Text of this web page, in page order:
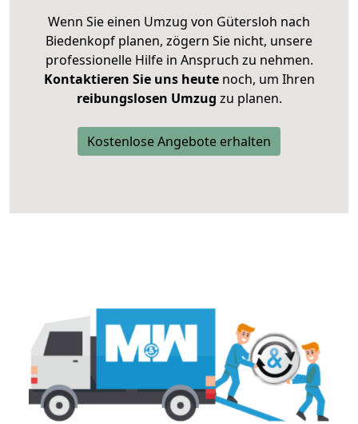
Wenn Sie einen Umzug von Gütersloh nach
Biedenkopf planen, zögern Sie nicht, unsere
professionelle Hilfe in Anspruch zu nehmen.
Kontaktieren Sie uns heutenoch, um Ihren
reibungslosen Umzug zu planen.
Kostenlose Angebote erhalten